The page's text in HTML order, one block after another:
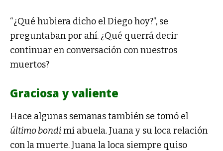
“¿Qué hubiera dicho el Diego hoy?”, se
preguntaban por ahí. ¿Qué querrá decir
continuar en conversación con nuestros
muertos?
Graciosa y valiente
Hace algunas semanas también se tomó el
último bondimi abuela. Juana y su loca relación
con la muerte. Juana la loca siempre quiso